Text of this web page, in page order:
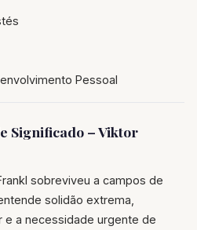
Pessoal
Significado – Viktor
sobreviveu a campos de
solidão extrema,
e a necessidade urgente de